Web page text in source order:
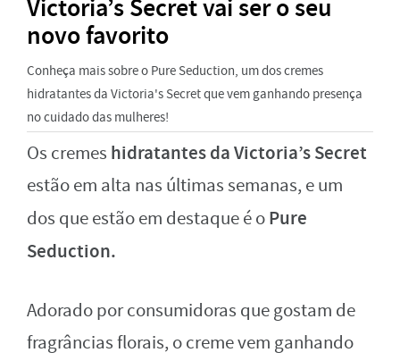
Victoria’s Secret vai ser o seu
novo favorito
Conheça mais sobre o Pure Seduction, um dos cremes
hidratantes da Victoria's Secret que vem ganhando presença
no cuidado das mulheres!
Os cremes hidratantes da Victoria’s Secret
estão em alta nas últimas semanas, e um
dos que estão em destaque é oPure
Seduction.
Adorado por consumidoras que gostam de
fragrâncias florais, o creme vem ganhando